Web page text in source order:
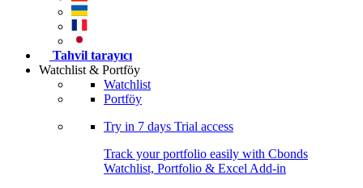
Tahvil tarayıcı
Watchlist & Portföy
Watchlist
Portföy
Try in 7 days Trial access
Track your portfolio easily with Cbonds
Watchlist, Portfolio & Excel Add-in